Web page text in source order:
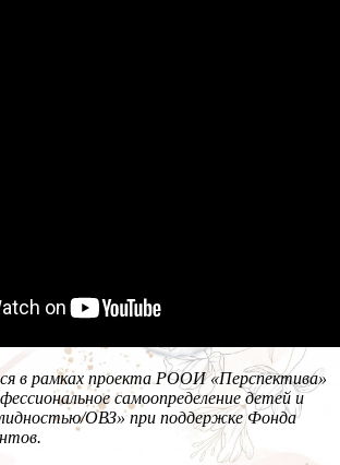
в рамках проекта РООИ «Перспектива»
самоопределение детей и
ОВЗ» при поддержке Фонда